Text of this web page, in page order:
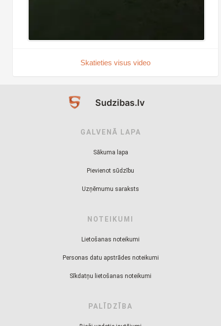
Skatieties visus video
Sudzibas.lv
GALVENĀ LAPA
Sākuma lapa
Pievienot sūdzību
Uzņēmumu saraksts
NOTEIKUMI
Lietošanas noteikumi
Personas datu apstrādes noteikumi
Sīkdatņu lietošanas noteikumi
PALĪDZĪBA